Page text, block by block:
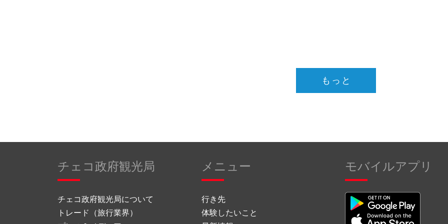
もっと
チェコ政府観光局
チェコ政府観光局について
トレード（旅行業界）
メニュー
行き先
体験したいこと
モバイルアプリ